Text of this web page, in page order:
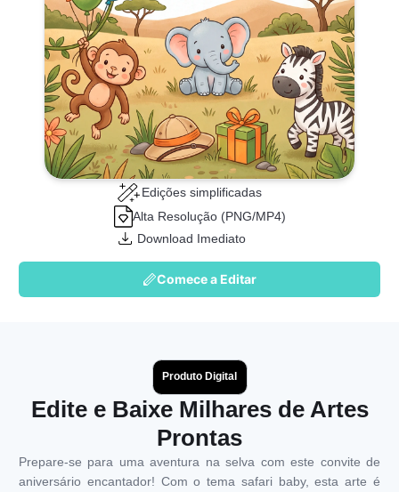
Edições simplificadas
Alta Resolução (PNG/MP4)
Download Imediato
Comece a Editar
Produto Digital
Edite e Baixe Milhares de Artes
Prontas
Prepare-se para uma aventura na selva com este convite de
aniversário encantador! Com o tema safari baby, esta arte é